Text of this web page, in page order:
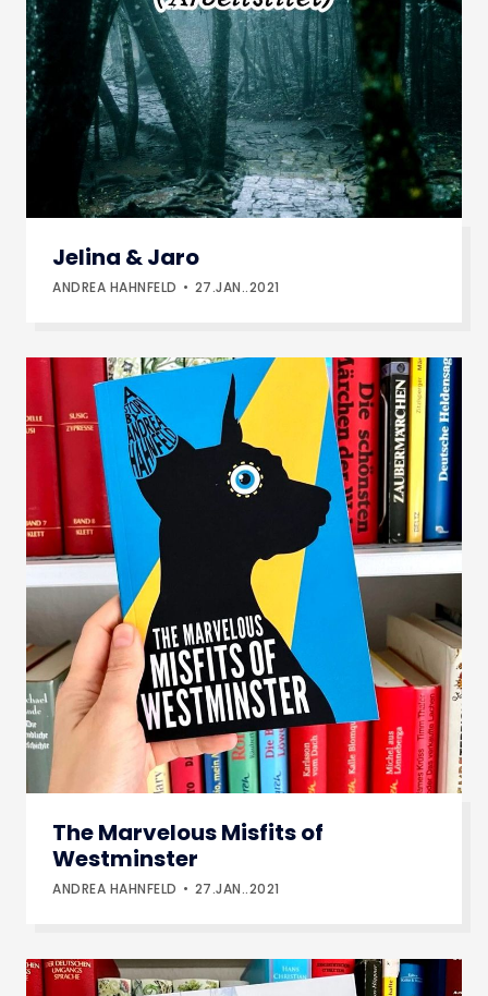
Jelina & Jaro
ANDREA HAHNFELD 27.JAN..2021
The Marvelous Misfits of
Westminster
ANDREA HAHNFELD 27.JAN..2021